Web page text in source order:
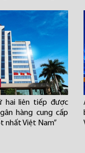
hai liên tiếp được
hàng cung cấp
nhất Việt Nam”